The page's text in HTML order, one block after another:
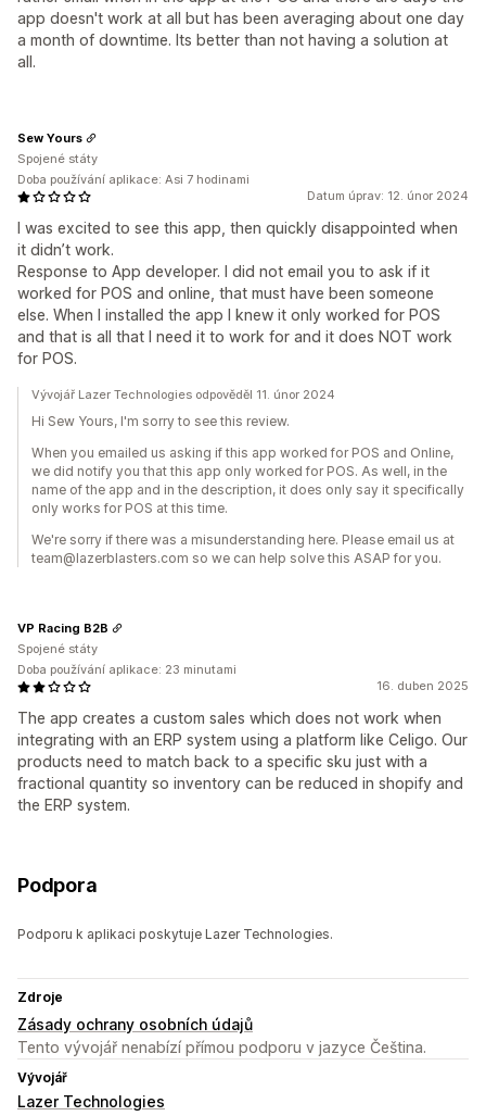
app doesn't work at all but has been averaging about one day
a month of downtime. Its better than not having a solution at
all.
Datum úprav: 12. únor 2024
I was excited to see this app, then quickly disappointed when
it didn’t work.
Response to App developer. I did not email you to ask if it
worked for POS and online, that must have been someone
else. When I installed the app I knew it only worked for POS
and that is all that I need it to work for and it does NOT work
for POS.
Sew Yours
Spojené státy
Doba používání aplikace: Asi 7 hodinami
Vývojář Lazer Technologies odpověděl 11. únor 2024
Hi Sew Yours, I'm sorry to see this review.
When you emailed us asking if this app worked for POS and Online,
we did notify you that this app only worked for POS. As well, in the
name of the app and in the description, it does only say it specifically
only works for POS at this time.
We're sorry if there was a misunderstanding here. Please email us at
team@lazerblasters.com so we can help solve this ASAP for you.
16. duben 2025
The app creates a custom sales which does not work when
integrating with an ERP system using a platform like Celigo. Our
products need to match back to a specific sku just with a
fractional quantity so inventory can be reduced in shopify and
the ERP system.
VP Racing B2B
Spojené státy
Doba používání aplikace: 23 minutami
Podpora
Podporu k aplikaci poskytuje Lazer Technologies.
Zdroje
Zásady ochrany osobních údajů
Tento vývojář nenabízí přímou podporu v jazyce Čeština.
Vývojář
Lazer Technologies